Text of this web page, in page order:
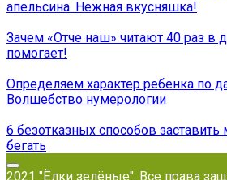
апельсина. Нежная вкусняшка!
Зачем «Отче наш» читают 40 раз в
помогает!
Определяем характер ребенка по
Волшебство нумерологии
6 безотказных способов
бегать
2021 "Ёлки зелёные". Все права